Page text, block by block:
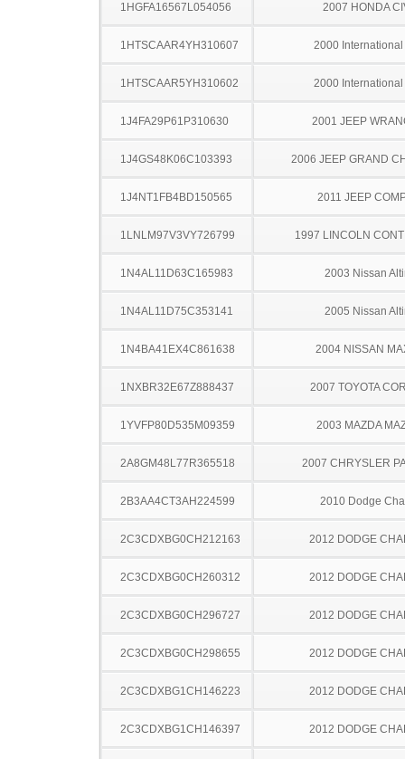
1HGFA16567L054056 2007 HONDA
1HTSCAAR4YH310607 2000
1HTSCAAR5YH310602 2000
1J4FA29P61P310630 2001 JEEP
1J4GS48K06C103393 2006 JEEP GRAND
1J4NT1FB4BD150565 2011 JEEP
1LNLM97V3VY726799 1997 LINCOLN
1N4AL11D63C165983 2003 Nissan
1N4AL11D75C353141 2005 Nissan
1N4BA41EX4C861638 2004 NISSAN
1NXBR32E67Z888437 2007 TOYOTA
1YVFP80D535M09359 2003 MAZDA
2A8GM48L77R365518 2007 CHRYSLER
2B3AA4CT3AH224599 2010 Dodge
2C3CDXBG0CH212163 2012 DODGE
2C3CDXBG0CH260312 2012 DODGE
2C3CDXBG0CH296727 2012 DODGE
2C3CDXBG0CH298655 2012 DODGE
2C3CDXBG1CH146223 2012 DODGE
2C3CDXBG1CH146397 2012 DODGE